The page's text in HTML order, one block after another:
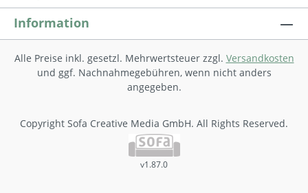
Information
Alle Preise inkl. gesetzl. Mehrwertsteuer zzgl. Versandkosten
und ggf. Nachnahmegebühren, wenn nicht anders
angegeben.
Copyright Sofa Creative Media GmbH. All Rights Reserved.
v1.87.0